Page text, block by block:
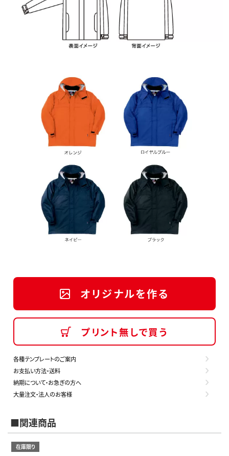
オリジナルを作る
プリント無しで買う
各種テンプレートのご案内
お支払い方法・送料
納期について・お急ぎの方へ
大量注文・法人のお客様
■関連商品
在庫限り